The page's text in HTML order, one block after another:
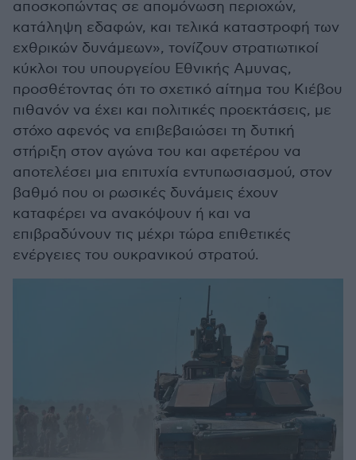
αποσκοπώντας σε απομόνωση περιοχών,
κατάληψη εδαφών, και τελικά καταστροφή των
εχθρικών δυνάμεων», τονίζουν στρατιωτικοί
κύκλοι του υπουργείου Εθνικής Αμυνας,
προσθέτοντας ότι το σχετικό αίτημα του Κιέβου
πιθανόν να έχει και πολιτικές προεκτάσεις, με
στόχο αφενός να επιβεβαιώσει τη δυτική
στήριξη στον αγώνα του και αφετέρου να
αποτελέσει μια επιτυχία εντυπωσιασμού, στον
βαθμό που οι ρωσικές δυνάμεις έχουν
καταφέρει να ανακόψουν ή και να
επιβραδύνουν τις μέχρι τώρα επιθετικές
ενέργειες του ουκρανικού στρατού.